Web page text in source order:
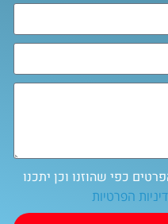
כפי שהוזנו וכן יתכנו
הפרטיות